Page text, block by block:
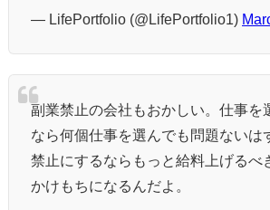
— LifePortfolio (@LifePortfolio1)
副業禁止の会社もおかしい。仕事を
なら何個仕事を選んでも問題ないは
禁止にするならもっと給料上げるべ
かけもちになるんだよ。